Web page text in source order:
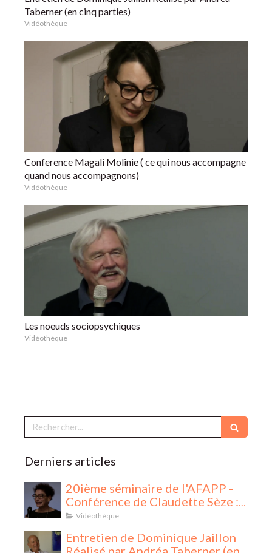
Taberner (en cinq parties)
Vidéothèque
Conference Magali Molinie ( ce qui nous accompagne
quand nous accompagnons)
Vidéothèque
Les noeuds sociopsychiques
Vidéothèque
Rechercher
Derniers articles
20ième séminaire de l'AFAPP -
Conférence de Claudette Sèze :
La Sociothérapie
Vidéothèque
Entretien de Dominique Jaillon